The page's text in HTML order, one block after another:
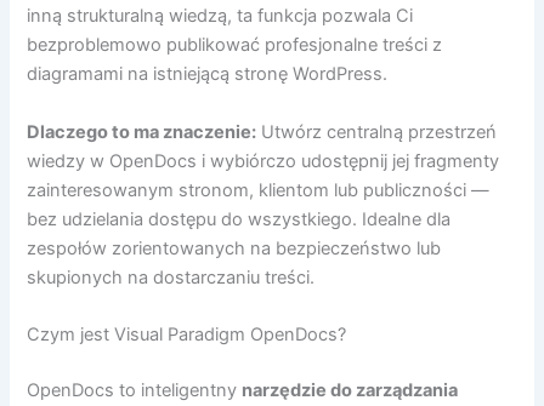
inną strukturalną wiedzą, ta funkcja pozwala Ci
bezproblemowo publikować profesjonalne treści z
diagramami na istniejącą stronę WordPress.
Dlaczego to ma znaczenie: Utwórz centralną przestrzeń
wiedzy w OpenDocs i wybiórczo udostępnij jej fragmenty
zainteresowanym stronom, klientom lub publiczności —
bez udzielania dostępu do wszystkiego. Idealne dla
zespołów zorientowanych na bezpieczeństwo lub
skupionych na dostarczaniu treści.
Czym jest Visual Paradigm OpenDocs?
OpenDocs to inteligentny narzędzie do zarządzania